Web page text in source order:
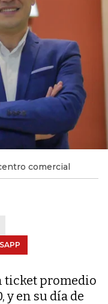
comercial
ticket promedio
y en su día de